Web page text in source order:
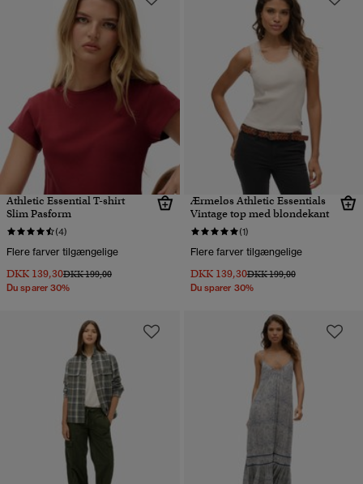
Athletic Essential T-shirt
Slim Pasform
(4)
Flere farver tilgængelige
DKK 139,30Pris nedsat fra
DKK 199,00til
Du sparer 30%
Ærmeløs Athletic Essentials
Vintage top med blondekant
(1)
Flere farver tilgængelige
DKK 139,30Pris nedsat fra
DKK 199,00til
Du sparer 30%